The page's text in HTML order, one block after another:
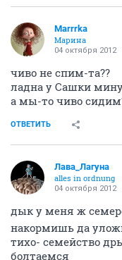
ОТВЕТИТЬ
Marrrka
03 октября 2012
вот ты ржош...
а я на стенки лезла
желаниев и
у тя не было такого?
ОТВЕТИТЬ
Лава_Лагуна
alles in ordnung
04 октября 2012